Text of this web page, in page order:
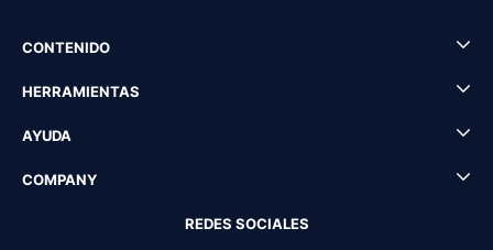
CONTENIDO
HERRAMIENTAS
AYUDA
COMPANY
REDES SOCIALES